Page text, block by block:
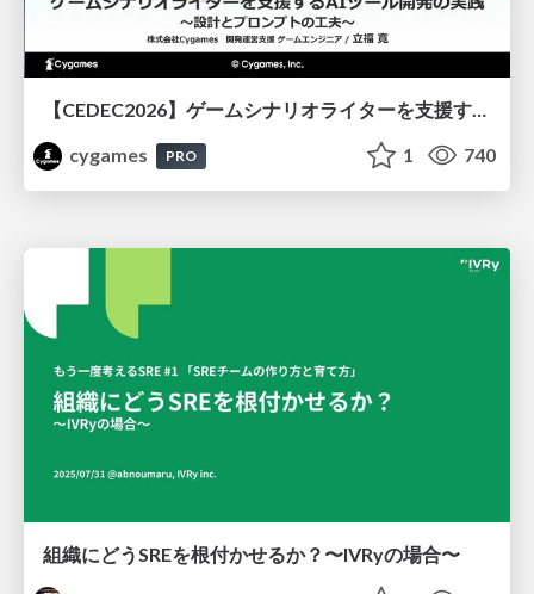
【CEDEC2026】ゲームシナリオライターを支援するAIツール開発の実践 ― 設計とプロンプトの工夫 ―
cygames
PRO 1 740
組織にどうSREを根付かせるか？〜IVRyの場合〜